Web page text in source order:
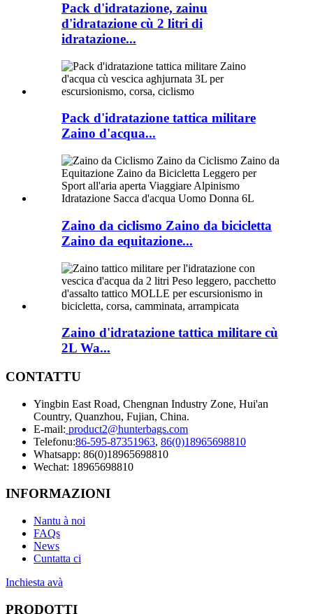
Pack d'idratazione, zainu
d'idratazione cù 2 litri di
idratazione...
Pack d'idratazione tattica militare
Zaino d'acqua...
Zaino da ciclismo Zaino da bicicletta
Zaino da equitazione...
Zaino d'idratazione tattica militare cù
2L Wa...
CONTATTU
Yingbin East Road, Chengnan Industry Zone, Hui'an
Country, Quanzhou, Fujian, China.
E-mail: product2@hunterbags.com
Telefonu:86-595-87351963, 86(0)18965698810
Whatsapp: 86(0)18965698810
Wechat: 18965698810
INFORMAZIONI
Nantu à noi
FAQs
News
Cuntatta ci
Inchiesta avà
PRODOTTI